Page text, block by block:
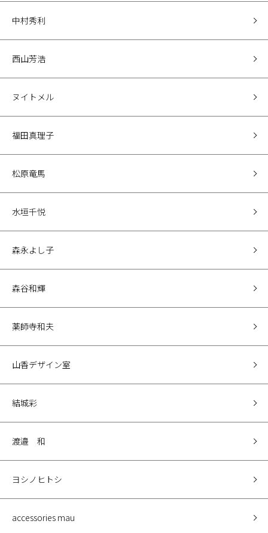
中村秀利
西山芳浩
ヌイトメル
福田真理子
松原竜馬
水垣千悦
森永よし子
森谷和輝
薬師寺和夫
山香デザイン室
結城彩
渡邉 和
ヨシノヒトシ
accessories mau